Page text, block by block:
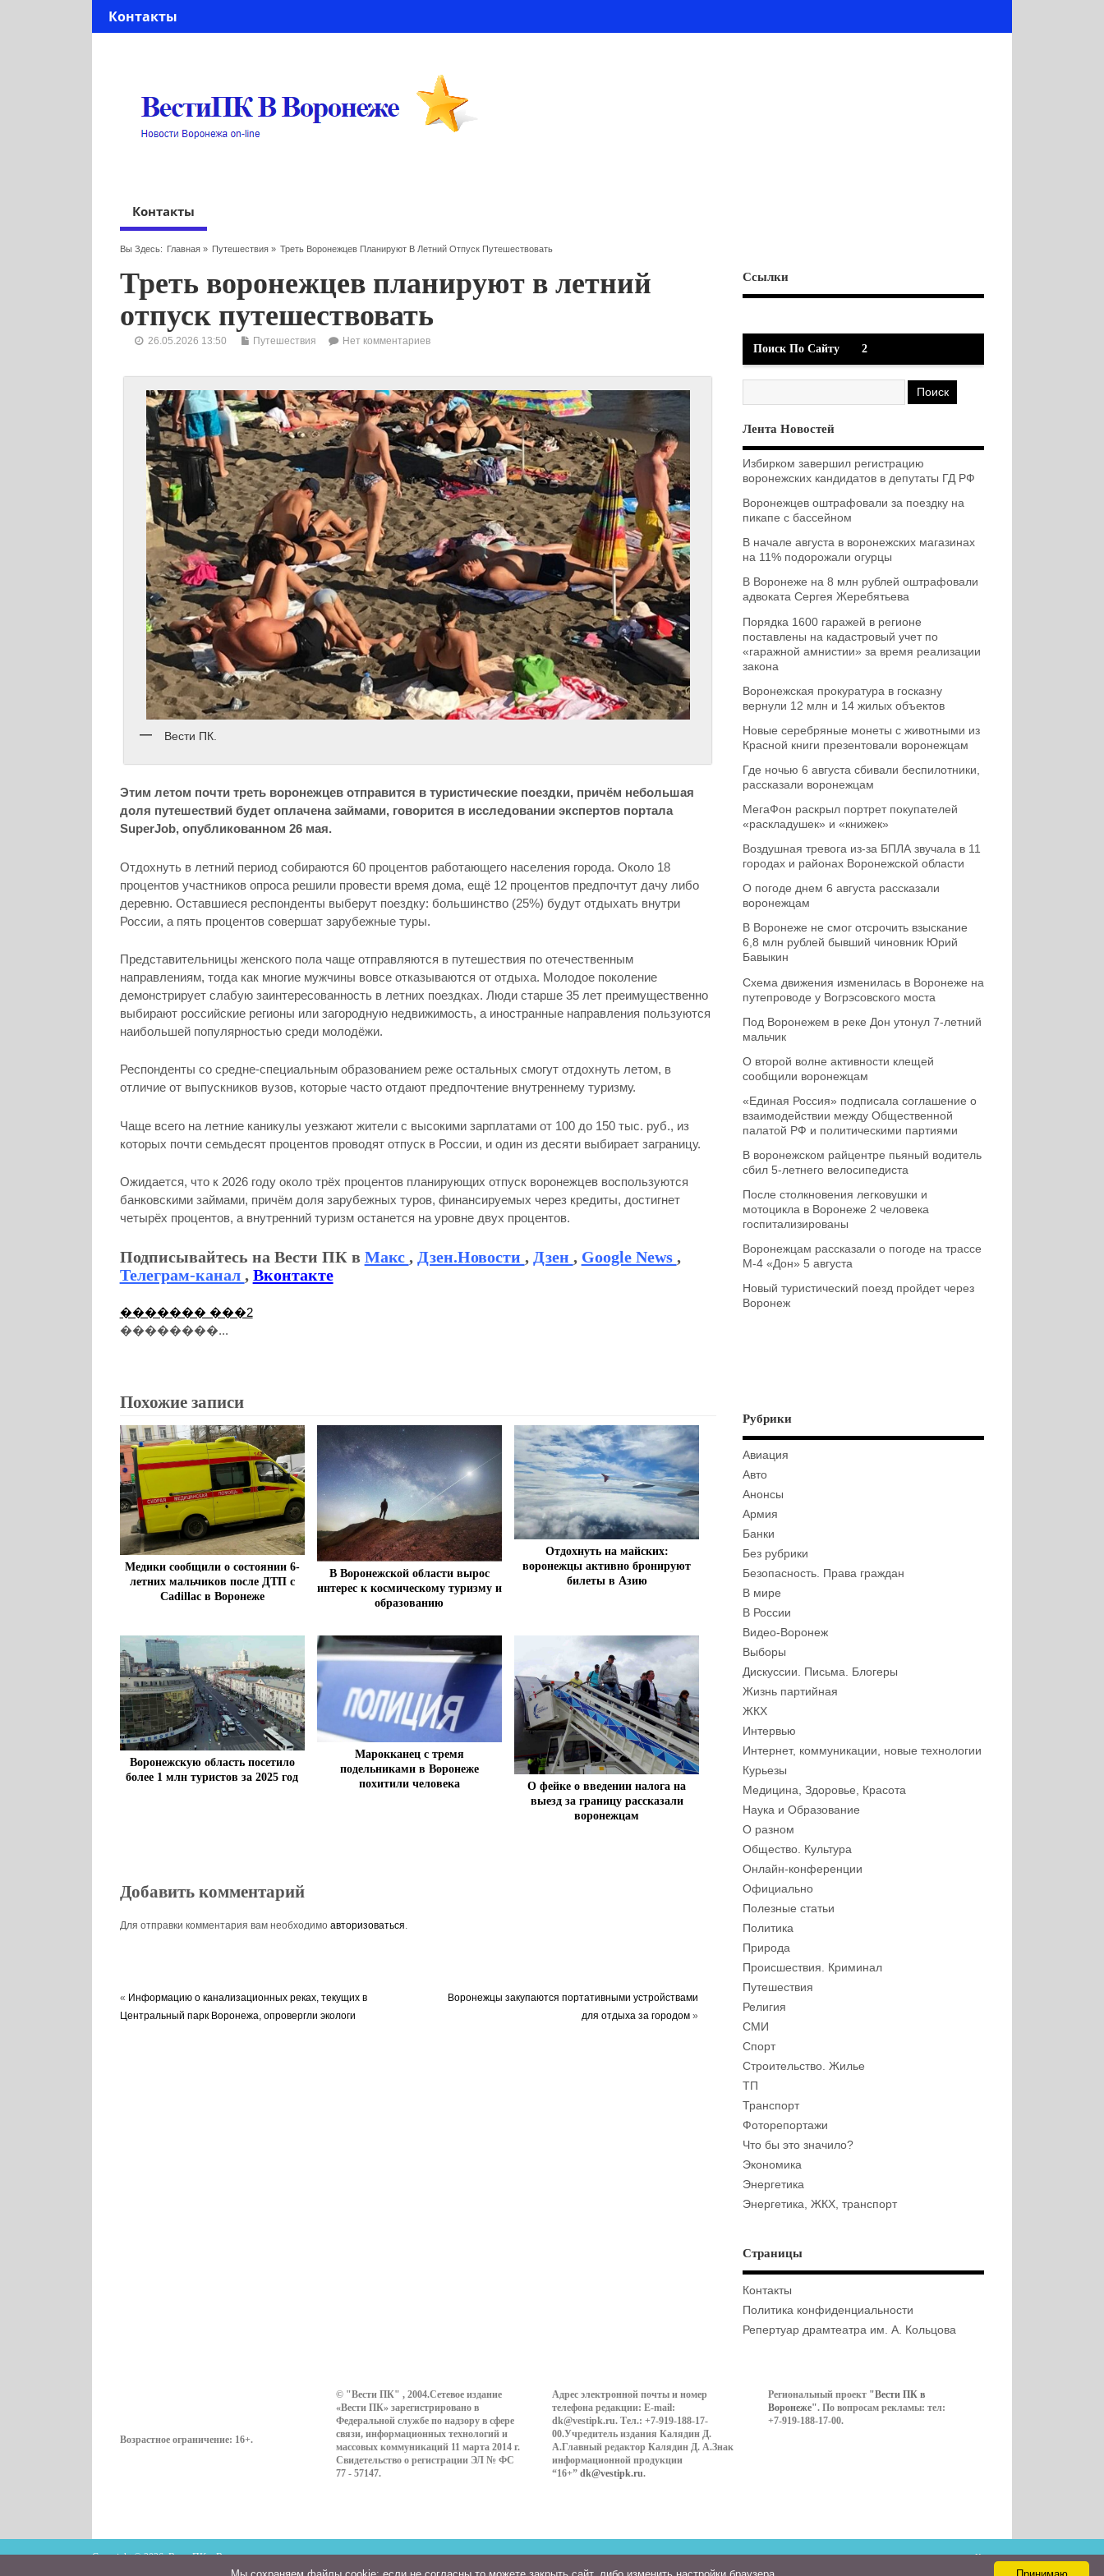
Контакты
Контакты
Вы Здесь: Главная» Путешествия » Треть Воронежцев Планируют В Летний Отпуск Путешествовать
Треть воронежцев планируют в летний
отпуск путешествовать
26.05.2026 13:50 Путешествия Нет комментариев
Вести ПК.
Этим летом почти треть воронежцев отправится в туристические поездки, причём небольшая
доля путешествий будет оплачена займами, говорится в исследовании экспертов портала
SuperJob, опубликованном 26 мая.
Отдохнуть в летний период собираются 60 процентов работающего населения города. Около 18
процентов участников опроса решили провести время дома, ещё 12 процентов предпочтут дачу либо
деревню. Оставшиеся респонденты выберут поездку: большинство (25%) будут отдыхать внутри
России, а пять процентов совершат зарубежные туры.
Представительницы женского пола чаще отправляются в путешествия по отечественным
направлениям, тогда как многие мужчины вовсе отказываются от отдыха. Молодое поколение
демонстрирует слабую заинтересованность в летних поездках. Люди старше 35 лет преимущественно
выбирают российские регионы или загородную недвижимость, а иностранные направления пользуются
наибольшей популярностью среди молодёжи.
Респонденты со средне-специальным образованием реже остальных смогут отдохнуть летом, в
отличие от выпускников вузов, которые часто отдают предпочтение внутреннему туризму.
Чаще всего на летние каникулы уезжают жители с высокими зарплатами от 100 до 150 тыс. руб., из
которых почти семьдесят процентов проводят отпуск в России, и один из десяти выбирает заграницу.
Ожидается, что к 2026 году около трёх процентов планирующих отпуск воронежцев воспользуются
банковскими займами, причём доля зарубежных туров, финансируемых через кредиты, достигнет
четырёх процентов, а внутренний туризм останется на уровне двух процентов.
Подписывайтесь на Вести ПК в Макс , Дзен.Новости , Дзен , Google News ,
Телеграм-канал , Вконтакте
������� ���2
��������...
Похожие записи
Медики сообщили о состоянии 6-
летних мальчиков после ДТП с
Cadillac в Воронеже
В Воронежской области вырос
интерес к космическому туризму и
образованию
Отдохнуть на майских:
воронежцы активно бронируют
билеты в Азию
Воронежскую область посетило
более 1 млн туристов за 2025 год
Марокканец с тремя
подельниками в Воронеже
похитили человека
О фейке о введении налога на
выезд за границу рассказали
воронежцам
Добавить комментарий
Для отправки комментария вам необходимо авторизоваться.
« Информацию о канализационных реках, текущих в
Центральный парк Воронежа, опровергли экологи
Воронежцы закупаются портативными устройствами
для отдыха за городом »
Ссылки
Поиск По Сайту 2
Лента Новостей
Избирком завершил регистрацию
воронежских кандидатов в депутаты ГД РФ
Воронежцев оштрафовали за поездку на
пикапе с бассейном
В начале августа в воронежских магазинах
на 11% подорожали огурцы
В Воронеже на 8 млн рублей оштрафовали
адвоката Сергея Жеребятьева
Порядка 1600 гаражей в регионе
поставлены на кадастровый учет по
«гаражной амнистии» за время реализации
закона
Воронежская прокуратура в госказну
вернули 12 млн и 14 жилых объектов
Новые серебряные монеты с животными из
Красной книги презентовали воронежцам
Где ночью 6 августа сбивали беспилотники,
рассказали воронежцам
МегаФон раскрыл портрет покупателей
«раскладушек» и «книжек»
Воздушная тревога из-за БПЛА звучала в 11
городах и районах Воронежской области
О погоде днем 6 августа рассказали
воронежцам
В Воронеже не смог отсрочить взыскание
6,8 млн рублей бывший чиновник Юрий
Бавыкин
Схема движения изменилась в Воронеже на
путепроводе у Вогрэсовского моста
Под Воронежем в реке Дон утонул 7-летний
мальчик
О второй волне активности клещей
сообщили воронежцам
«Единая Россия» подписала соглашение о
взаимодействии между Общественной
палатой РФ и политическими партиями
В воронежском райцентре пьяный водитель
сбил 5-летнего велосипедиста
После столкновения легковушки и
мотоцикла в Воронеже 2 человека
госпитализированы
Воронежцам рассказали о погоде на трассе
М-4 «Дон» 5 августа
Новый туристический поезд пройдет через
Воронеж
Рубрики
Авиация
Авто
Анонсы
Армия
Банки
Без рубрики
Безопасность. Права граждан
В мире
В России
Видео-Воронеж
Выборы
Дискуссии. Письма. Блогеры
Жизнь партийная
ЖКХ
Интервью
Интернет, коммуникации, новые технологии
Курьезы
Медицина, Здоровье, Красота
Наука и Образование
О разном
Общество. Культура
Онлайн-конференции
Официально
Полезные статьи
Политика
Природа
Происшествия. Криминал
Путешествия
Религия
СМИ
Спорт
Строительство. Жилье
ТП
Транспорт
Фоторепортажи
Что бы это значило?
Экономика
Энергетика
Энергетика, ЖКХ, транспорт
Страницы
Контакты
Политика конфиденциальности
Репертуар драмтеатра им. А. Кольцова
Возрастное ограничение: 16+.
© "Вести ПК" , 2004.Сетевое издание
«Вести ПК» зарегистрировано в
Федеральной службе по надзору в сфере
связи, информационных технологий и
массовых коммуникаций 11 марта 2014 г.
Свидетельство о регистрации ЭЛ № ФС
77 - 57147.
Адрес электронной почты и номер
телефона редакции: E-mail:
dk@vestipk.ru. Тел.: +7-919-188-17-
00.Учредитель издания Калядин Д.
А.Главный редактор Калядин Д. А.Знак
информационной продукции
“16+” dk@vestipk.ru.
Региональный проект "Вести ПК в
Воронеже". По вопросам рекламы: тел:
+7-919-188-17-00.
Copyright © 2026. ВестиПК в Воронеже Контакты